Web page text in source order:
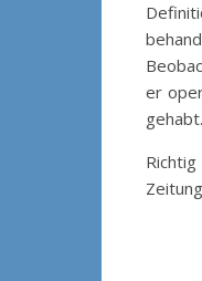
er
gehabt.